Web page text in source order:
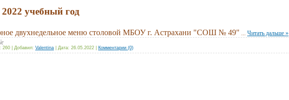
2022 учебный год
двухнедельное меню столовой МБОУ г. Астрахани "СОШ № 49" ... Читать дальше »
260 Добавил: Valentina Дата: 26.05.2022 Комментарии (0)